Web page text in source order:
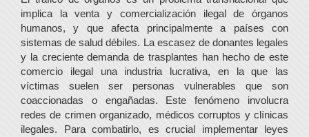
implica la venta y comercialización ilegal de órganos
humanos, y que afecta principalmente a países con
sistemas de salud débiles. La escasez de donantes legales
y la creciente demanda de trasplantes han hecho de este
comercio ilegal una industria lucrativa, en la que las
víctimas suelen ser personas vulnerables que son
coaccionadas o engañadas. Este fenómeno involucra
redes de crimen organizado, médicos corruptos y clínicas
ilegales. Para combatirlo, es crucial implementar leyes